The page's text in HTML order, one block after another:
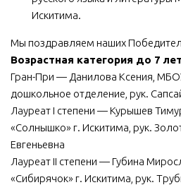
Искитима.
Мы поздравляем наших
Возрастная категория до 7
Гран-При — Данилова Ксения,
дошкольное отделение, рук.
Лауреат I степени — Курышев
«Солнышко» г. Искитима, рук.
Евгеньевна
Лауреат II степени — Губина
«Сибирячок» г. Искитима, рук.